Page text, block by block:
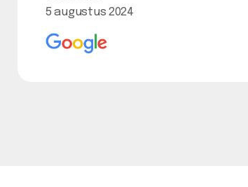
5 augustus 2024